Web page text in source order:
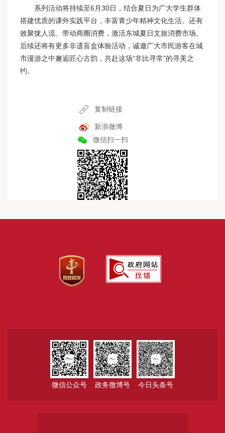
系列活动将持续至6月30日，结合夏日为广大学生群体
搭建优质的课外实践平台，丰富青少年精神文化生活。还有
效聚拢人流、带动商圈消费，激活东城夏日文旅消费市场。
后续还将有更多非遗盲盒体验活动，诚邀广大市民游客在城
市漫游之中邂逅匠心古韵，共赴这场“非比寻常”的寻美之
约。
复制链接
新浪微博
微信扫一扫
微信公众号 政务微博号 今日头条号